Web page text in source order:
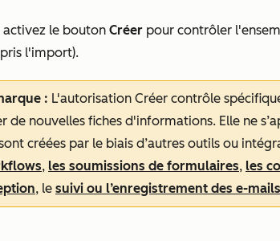
activez le bouton Créer pour contrôler
l'import).
: L'autorisation Créer contrôle
de nouvelles fiches d'informations. Elle ne
créées par le biais d’autres outils ou
, les soumissions de formulaires, les
, le suivi ou l’enregistrement des e-mails